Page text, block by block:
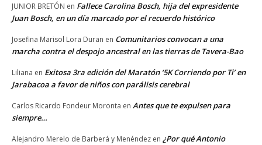
JUNIOR BRETÓN en Fallece Carolina Bosch, hija del expresidente
Juan Bosch, en un día marcado por el recuerdo histórico
Josefina Marisol Lora Duran en Comunitarios convocan a una
marcha contra el despojo ancestral en las tierras de Tavera-Bao
Liliana en Exitosa 3ra edición del Maratón ‘5K Corriendo por Ti’ en
Jarabacoa a favor de niños con parálisis cerebral
Carlos Ricardo Fondeur Moronta en Antes que te expulsen para
siempre…
Alejandro Merelo de Barberá y Menéndez en ¿Por qué Antonio